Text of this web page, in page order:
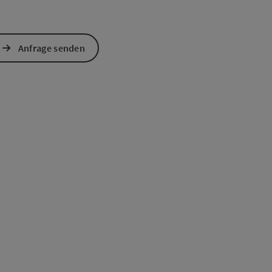
öffnenöffnen
Anfrage senden